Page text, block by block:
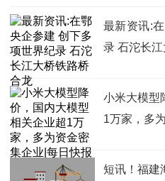
最新资讯:
录 石沱长
小米大模型
1万家，多
短讯！福建